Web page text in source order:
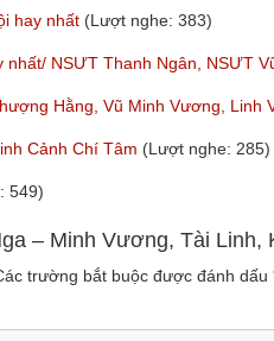
hay nhất (Lượt nghe: 383)
NSƯT Thanh Ngân, NSƯT
Hằng, Vũ Minh Vương, Linh
Cảnh Chí Tâm (Lượt nghe: 285)
549)
– Minh Vương, Tài Linh,
trường bắt buộc được đánh dấu